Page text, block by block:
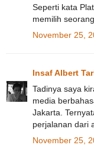
Seperti kata
memilih
November 25,
Insaf Albert
Tadinya saya
media
Jakarta.
perjalanan dari
November 25,